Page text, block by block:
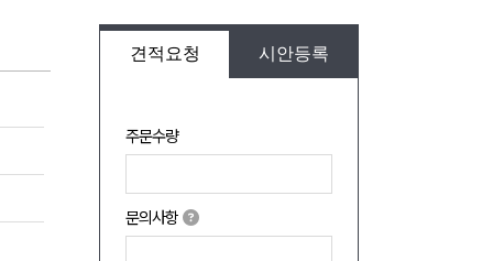
견적요청 시안등록
주문수량
문의사항